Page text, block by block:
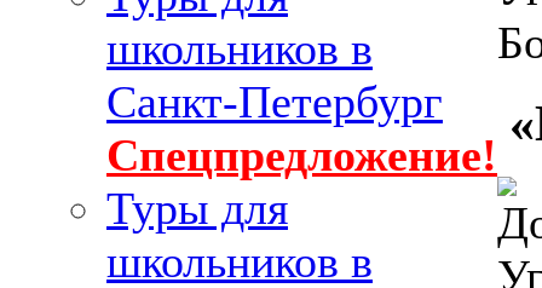
школьников в
Санкт-Петербург
Спецпредложение!
Туры для
школьников в